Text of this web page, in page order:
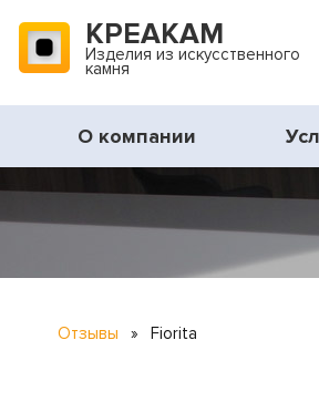
КРЕАКАМ
Изделия из искусственного
камня
О компании
Отзывы » Fiorita